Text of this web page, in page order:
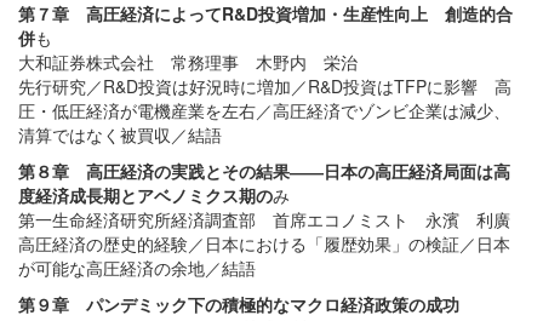
第７章 高圧経済によってR&D投資増加・生産性向上 創造的合
併も
大和証券株式会社 常務理事 木野内 栄治
先行研究／R&D投資は好況時に増加／R&D投資はTFPに影響 高
圧・低圧経済が電機産業を左右／高圧経済でゾンビ企業は減少、
清算ではなく被買収／結語
第８章 高圧経済の実践とその結果――日本の高圧経済局面は高
度経済成長期とアベノミクス期のみ
第一生命経済研究所経済調査部 首席エコノミスト 永濱 利廣
高圧経済の歴史的経験／日本における「履歴効果」の検証／日本
が可能な高圧経済の余地／結語
第９章 パンデミック下の積極的なマクロ経済政策の成功